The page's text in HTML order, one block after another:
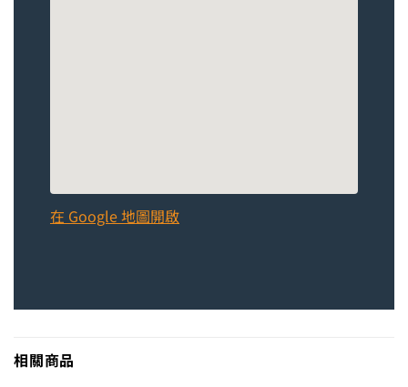
在 Google 地圖開啟
相關商品